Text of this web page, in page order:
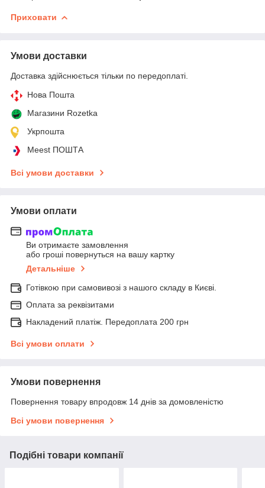
Приховати
Умови доставки
Доставка здійснюється тільки по передоплаті.
Нова Пошта
Магазини Rozetka
Укрпошта
Meest ПОШТА
Всі умови доставки
Умови оплати
Ви отримаєте замовлення
або гроші повернуться на вашу картку
Детальніше
Готівкою при самовивозі з нашого складу в Києві.
Оплата за реквізитами
Накладений платіж. Передоплата 200 грн
Всі умови оплати
Умови повернення
Повернення товару впродовж 14 днів за домовленістю
Всі умови повернення
Подібні товари компанії